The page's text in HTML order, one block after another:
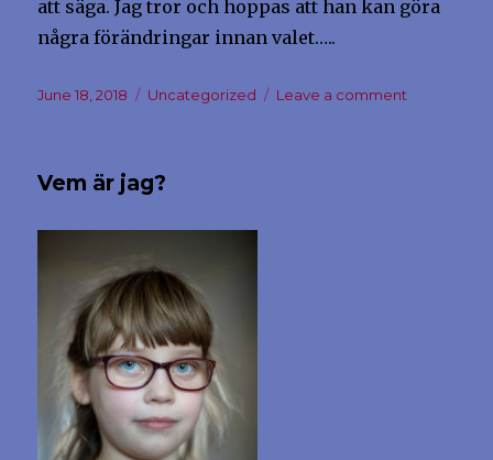
att säga. Jag tror och hoppas att han kan göra
några förändringar innan valet…..
Posted
June 18, 2018 Categories
Uncategorized Leave a comment
Vem är jag?